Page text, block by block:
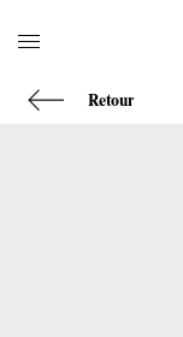
Retour